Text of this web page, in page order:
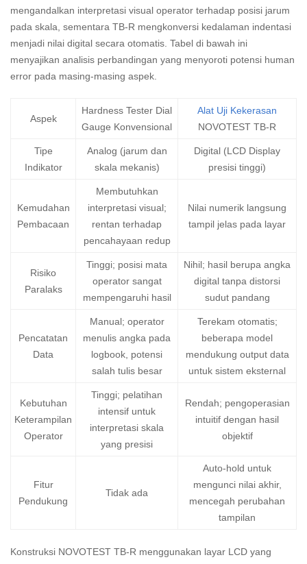
mengandalkan interpretasi visual operator terhadap posisi jarum
pada skala, sementara TB-R mengkonversi kedalaman indentasi
menjadi nilai digital secara otomatis. Tabel di bawah ini
menyajikan analisis perbandingan yang menyoroti potensi human
error pada masing-masing aspek.
Aspek
Hardness Tester Dial
Gauge Konvensional
Alat Uji Kekerasan
NOVOTEST TB-R
Tipe
Indikator
Analog (jarum dan
skala mekanis)
Digital (LCD Display
presisi tinggi)
Kemudahan
Pembacaan
Membutuhkan
interpretasi visual;
rentan terhadap
pencahayaan redup
Nilai numerik langsung
tampil jelas pada layar
Risiko
Paralaks
Tinggi; posisi mata
operator sangat
mempengaruhi hasil
Nihil; hasil berupa angka
digital tanpa distorsi
sudut pandang
Pencatatan
Data
Manual; operator
menulis angka pada
logbook, potensi
salah tulis besar
Terekam otomatis;
beberapa model
mendukung output data
untuk sistem eksternal
Kebutuhan
Keterampilan
Operator
Tinggi; pelatihan
intensif untuk
interpretasi skala
yang presisi
Rendah; pengoperasian
intuitif dengan hasil
objektif
Fitur
Pendukung
Tidak ada
Auto-hold untuk
mengunci nilai akhir,
mencegah perubahan
tampilan
Konstruksi NOVOTEST TB-R menggunakan layar LCD yang